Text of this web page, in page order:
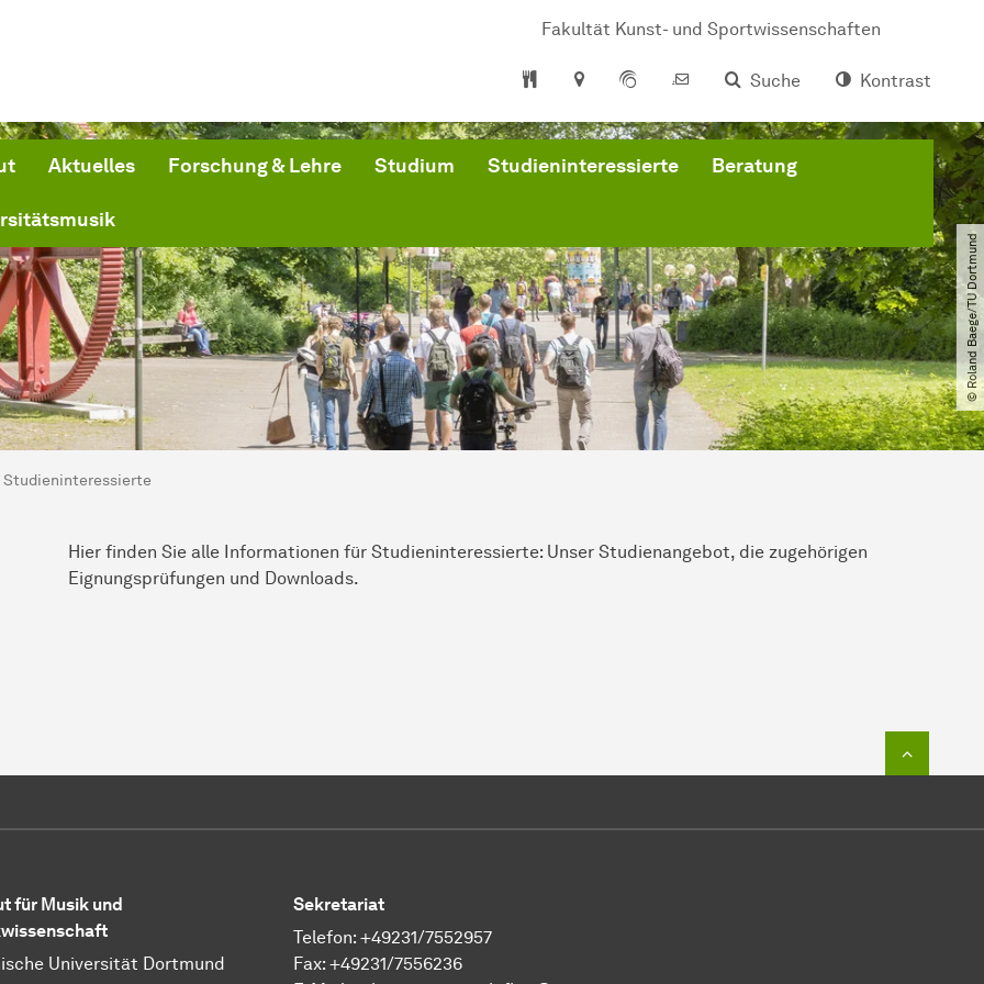
Fakultät Kunst- und Sportwissenschaften
Suche
Kontrast
Aktuelles Forschung & Lehre Studium Studieninteressierte Beratung
© Roland Baege​/​TU Dortmund
hier:
Studieninteressierte
Hier finden Sie alle Informationen für Studieninteressierte: Unser Studienangebot, die zugehörigen
Eignungsprüfungen und Downloads.
für Musik und
Universität Dortmund
Sekretariat
Telefon: +49231/7552957
Fax: +49231/7556236